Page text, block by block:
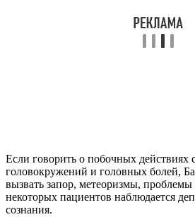
Если говорить о побочных действиях
головокружений и головных болей,
вызвать запор, метеоризмы,
некоторых пациентов наблюдается
сознания.